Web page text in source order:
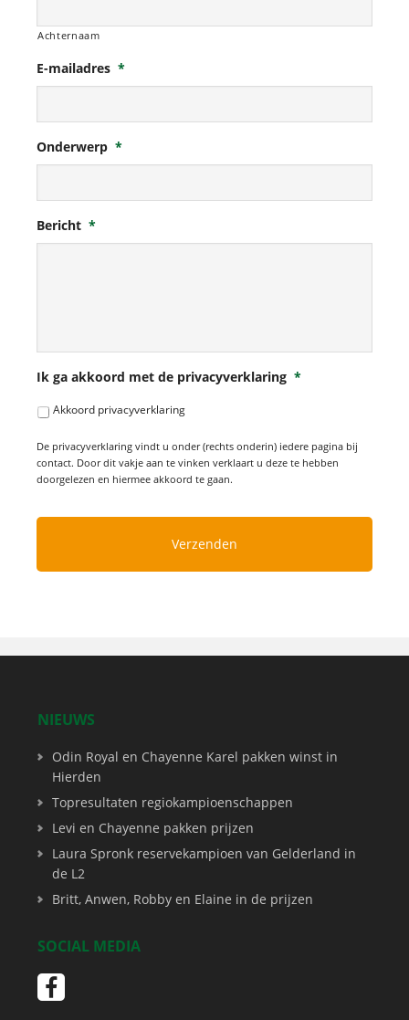
Achternaam
E-mailadres *
Onderwerp *
Bericht *
Ik ga akkoord met de privacyverklaring *
Akkoord privacyverklaring
De privacyverklaring vindt u onder (rechts onderin) iedere pagina bij
contact. Door dit vakje aan te vinken verklaart u deze te hebben
doorgelezen en hiermee akkoord te gaan.
NIEUWS
Odin Royal en Chayenne Karel pakken winst in
Hierden
Topresultaten regiokampioenschappen
Levi en Chayenne pakken prijzen
Laura Spronk reservekampioen van Gelderland in
de L2
Britt, Anwen, Robby en Elaine in de prijzen
SOCIAL MEDIA